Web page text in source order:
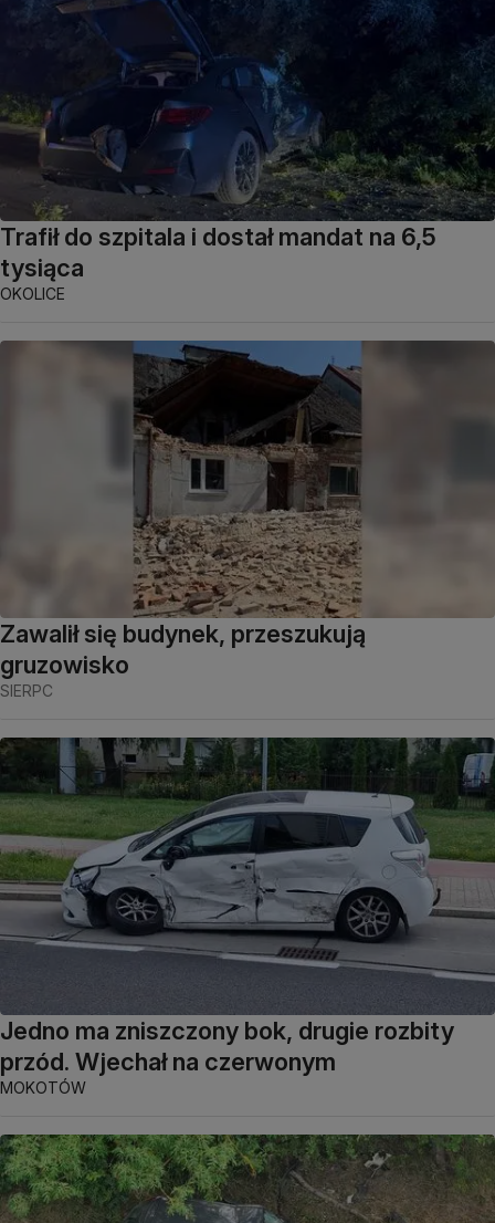
Trafił do szpitala i dostał mandat na 6,5
tysiąca
OKOLICE
Zawalił się budynek, przeszukują
gruzowisko
SIERPC
Jedno ma zniszczony bok, drugie rozbity
przód. Wjechał na czerwonym
MOKOTÓW